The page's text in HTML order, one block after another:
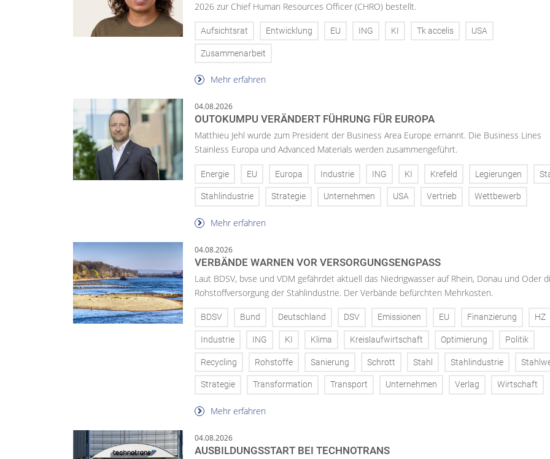
2026 zur Chief Human Resources Officer (CHRO) bestellt.
Aufsichtsrat Entwicklung EU ING KI Tk accelis USA
Zusammenarbeit
Mehr erfahren
04.08.2026
OUTOKUMPU VERÄNDERT FÜHRUNG FÜR EUROPA
Matthieu Jehl wurde zum President der Business Area Europe ernannt. Die Business Lines
Stainless Europa und Advanced Materials werden zusammengeführt.
Energie EU Europa Industrie ING KI Krefeld Legierungen
Stahlindustrie Strategie Unternehmen USA Vertrieb Wettbewerb
Mehr erfahren
04.08.2026
VERBÄNDE WARNEN VOR VERSORGUNGSENGPASS
Laut BDSV, bvse und VDM gefährdet aktuell das Niedrigwasser auf Rhein, Donau und Oder
Rohstoffversorgung der Stahlindustrie. Der Verbände befürchten Mehrkosten.
BDSV Bund Deutschland DSV Emissionen EU Finanzierung HZ
Industrie ING KI Klima Kreislaufwirtschaft Optimierung Politik
Recycling Rohstoffe Sanierung Schrott Stahl Stahlindustrie
Strategie Transformation Transport Unternehmen Verlag Wirtschaft
Mehr erfahren
04.08.2026
AUSBILDUNGSSTART BEI TECHNOTRANS